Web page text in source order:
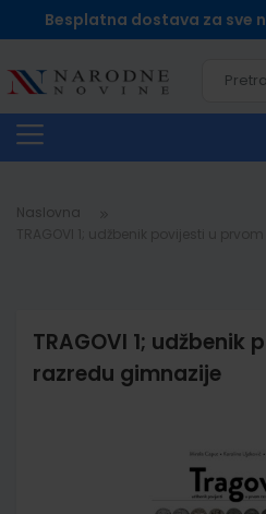
Besplatna dostava za sve
Naslovna
TRAGOVI 1; udžbenik
razredu gimnazije